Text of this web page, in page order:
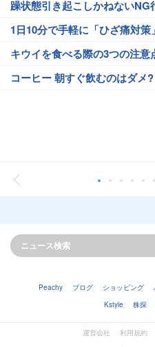
躁状態引き起こしかねないNG
1日10分で手軽に「ひざ痛対策」
キウイを食べる際の3つの注意
コーヒー 朝すぐ飲むのはダメ?
Peachy ブログ ショッピング
Kstyle
株探
運営会社 利用規約